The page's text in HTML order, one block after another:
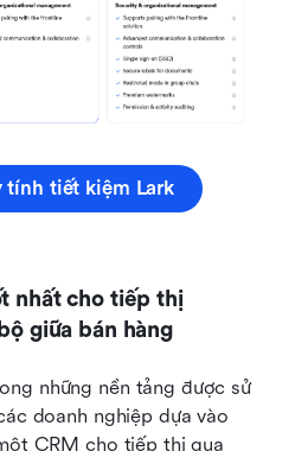
tính tiết kiệm Lark
nhất cho tiếp thị
giữa bán hàng
những nền tảng được sử
doanh nghiệp dựa vào
CRM cho tiếp thị qua